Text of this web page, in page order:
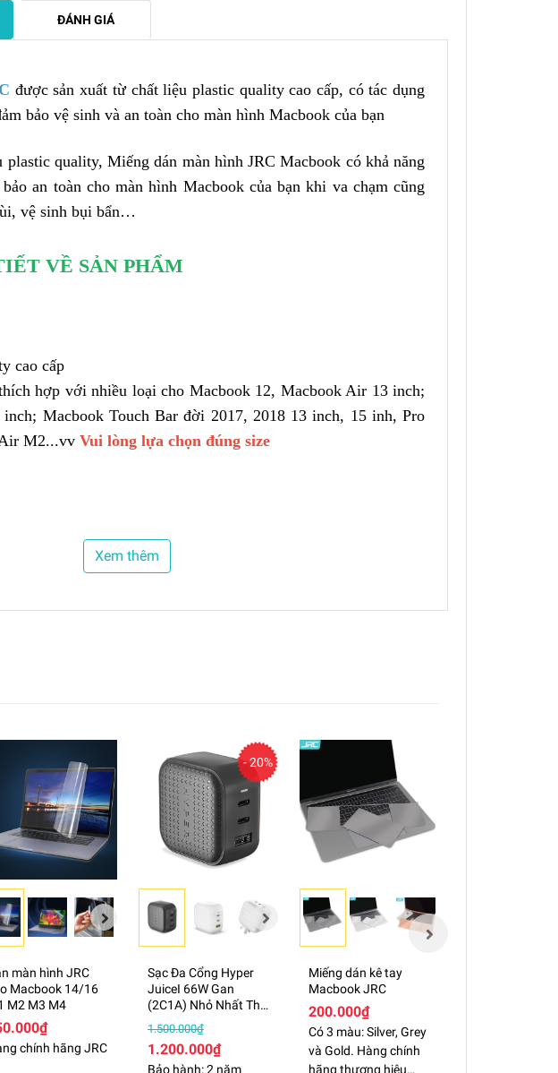
ĐÁNH GIÁ
được sản xuất từ chất liệu plastic quality cao cấp, có tác dụng
bảo vệ sinh và an toàn cho màn hình Macbook của bạn
quality, Miếng dán màn hình JRC Macbook có khả năng
an toàn cho màn hình Macbook của bạn khi va chạm cũng
vệ sinh bụi bẩn…
VỀ SẢN PHẨM
cao cấp
hợp với nhiều loại cho Macbook 12, Macbook Air 13 inch;
Macbook Touch Bar đời 2017, 2018 13 inch, 15 inh, Pro
M2...vv Vui lòng lựa chọn đúng size
miếng dán Macbook JRC
Xem thêm
màn hình JRC
Macbook 14/16
M2 M3 M4
chính hãng JRC
- 20%
Sạc Đa Cổng Hyper
JuiceI 66W Gan
(2C1A) Nhỏ Nhất Thế
Giới- HJ265
1.500.000₫
1.200.000₫
Bảo hành: 2 năm
Miếng dán kê tay
Macbook JRC
200.000₫
Có 3 màu: Silver, Grey
và Gold. Hàng chính
hãng thương hiệu